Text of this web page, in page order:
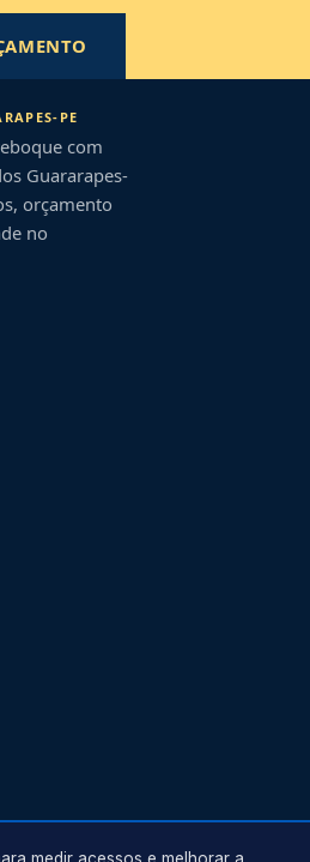
- PE
com
Guararapes-
orçamento
no